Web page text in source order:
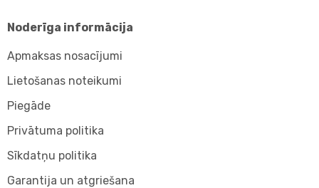
Noderīga informācija
Apmaksas nosacījumi
Lietošanas noteikumi
Piegāde
Privātuma politika
Sīkdatņu politika
Garantija un atgriešana